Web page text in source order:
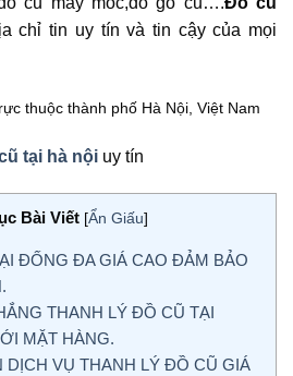
chỉ tin uy tín và tin cậy của mọi
thuộc thành phố Hà Nội, Việt Nam
tại hà nội uy tín
Bài Viết [Ẩn Giấu]
ĐỐNG ĐA GIÁ CAO ĐẢM BẢO
THANH LÝ ĐỒ CŨ TẠI
MẶT HÀNG.
DỊCH VỤ THANH LÝ ĐỒ CŨ GIÁ